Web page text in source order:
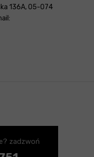
136A, 05-074
zadzwoń